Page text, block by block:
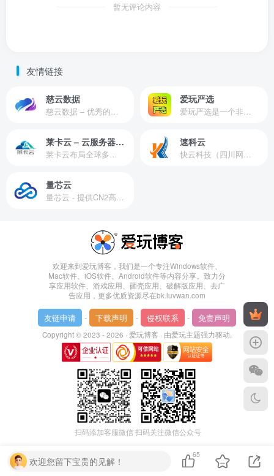
暂无评论内容
友情链接
慈云数据
慈云数据 – 优秀的云服务器服务商，提供最具有性价比的产品。慈云数据是开发者必不可少的良心云
爱玩严选
爱玩严选是一个非常有保障且性价比极高的虚拟商城，包括但不限于苹果证书、技术指导、会员充值等多种虚拟服务！
莱卡云 – 云服务器提供商
莱卡云布局全球多个地理区域。提供服务有：境外云服务器、国内云服务器、独立服务器、服务器托管、CDN、SSL证书、游戏服务器等业务。
速科云
快云科技（四川网联快云科技有限公司）成立于2021年，主营互联网业务平台服务提供商。公司专注为用户提供低价高性能云计算产品，致力于云计算应用的易用性开发，并引导云计算在国内普及
量芯云
量芯云 - 提供CN2高速香港美国云服务器&专业高防服务器租用等云服务器供应商
欢迎来到爱玩博客，我们是一个专注Windows软件、
Mac软件、iOS软件、Android软件等内容分享。致力分
享应用软件、游戏应用、砸壳应用、破解版应用、去广
告应用，更多优质资源尽在bk.luvwan.com
友链申请 - 下载声明 - 侵权联系 - 免责声明
Copyright © 2023 - 2026 · 爱玩博客 · 由爱玩主题强力驱动.
扫码添加客服微信扫码关注微信公众号
欢迎您留下宝贵的见解！
65